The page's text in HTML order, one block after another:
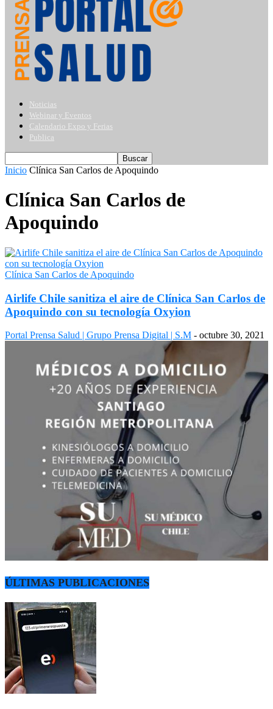
Noticias
Webinar y Eventos
Calendario Expo y Ferias
Publica
Inicio Clínica San Carlos de Apoquindo
Clínica San Carlos de
Apoquindo
Clínica San Carlos de Apoquindo
Airlife Chile sanitiza el aire de Clínica San Carlos de
Apoquindo con su tecnología Oxyion
Portal Prensa Salud | Grupo Prensa Digital | S.M - octubre 30, 2021
ÚLTIMAS PUBLICACIONES